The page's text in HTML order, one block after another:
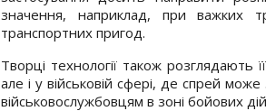
значення, наприклад, при важких
транспортних пригод.
Творці технології також розглядають
але і у військовій сфері, де спрей
військовослужбовцям в зоні бойових